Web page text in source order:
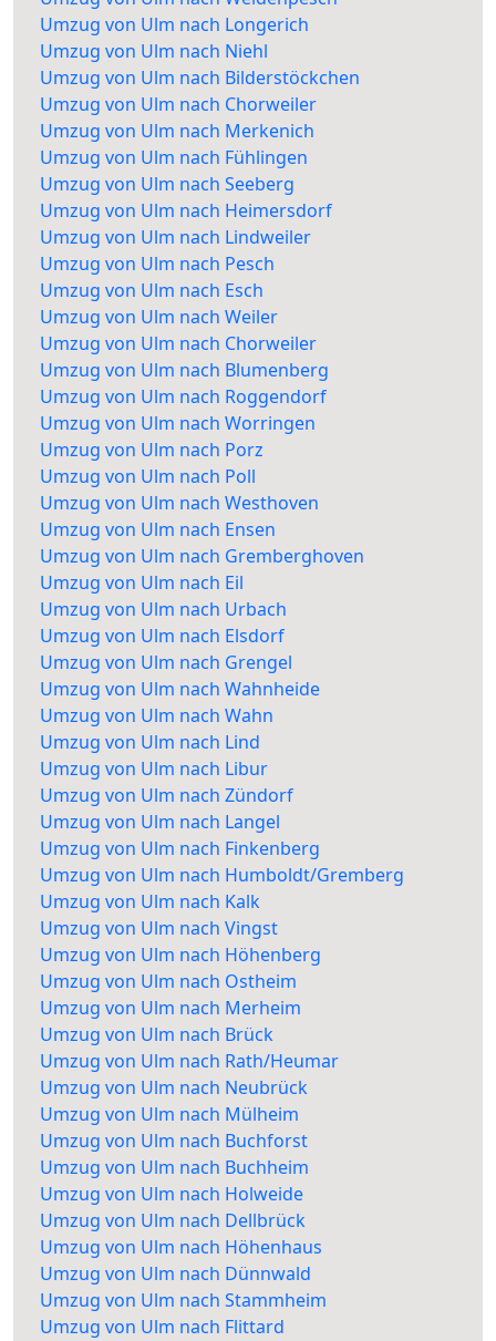
Umzug von Ulm nach Longerich
Umzug von Ulm nach Niehl
Umzug von Ulm nach Bilderstöckchen
Umzug von Ulm nach Chorweiler
Umzug von Ulm nach Merkenich
Umzug von Ulm nach Fühlingen
Umzug von Ulm nach Seeberg
Umzug von Ulm nach Heimersdorf
Umzug von Ulm nach Lindweiler
Umzug von Ulm nach Pesch
Umzug von Ulm nach Esch
Umzug von Ulm nach Weiler
Umzug von Ulm nach Chorweiler
Umzug von Ulm nach Blumenberg
Umzug von Ulm nach Roggendorf
Umzug von Ulm nach Worringen
Umzug von Ulm nach Porz
Umzug von Ulm nach Poll
Umzug von Ulm nach Westhoven
Umzug von Ulm nach Ensen
Umzug von Ulm nach Gremberghoven
Umzug von Ulm nach Eil
Umzug von Ulm nach Urbach
Umzug von Ulm nach Elsdorf
Umzug von Ulm nach Grengel
Umzug von Ulm nach Wahnheide
Umzug von Ulm nach Wahn
Umzug von Ulm nach Lind
Umzug von Ulm nach Libur
Umzug von Ulm nach Zündorf
Umzug von Ulm nach Langel
Umzug von Ulm nach Finkenberg
Umzug von Ulm nach Humboldt/Gremberg
Umzug von Ulm nach Kalk
Umzug von Ulm nach Vingst
Umzug von Ulm nach Höhenberg
Umzug von Ulm nach Ostheim
Umzug von Ulm nach Merheim
Umzug von Ulm nach Brück
Umzug von Ulm nach Rath/Heumar
Umzug von Ulm nach Neubrück
Umzug von Ulm nach Mülheim
Umzug von Ulm nach Buchforst
Umzug von Ulm nach Buchheim
Umzug von Ulm nach Holweide
Umzug von Ulm nach Dellbrück
Umzug von Ulm nach Höhenhaus
Umzug von Ulm nach Dünnwald
Umzug von Ulm nach Stammheim
Umzug von Ulm nach Flittard